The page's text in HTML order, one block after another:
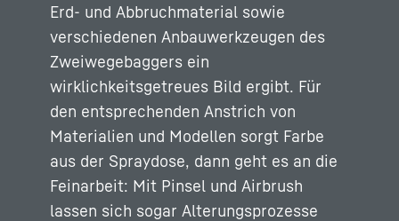
Erd- und Abbruchmaterial sowie
verschiedenen Anbauwerkzeugen des
Zweiwegebaggers ein
wirklichkeitsgetreues Bild ergibt. Für
den entsprechenden Anstrich von
Materialien und Modellen sorgt Farbe
aus der Spraydose, dann geht es an die
Feinarbeit: Mit Pinsel und Airbrush
lassen sich sogar Alterungsprozesse